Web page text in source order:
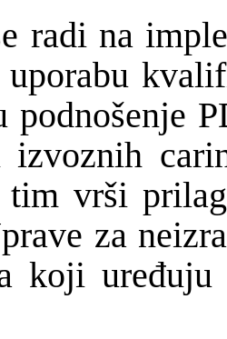
radi na
uporabu
podnošenje
izvoznih
tim vrši
za
koji